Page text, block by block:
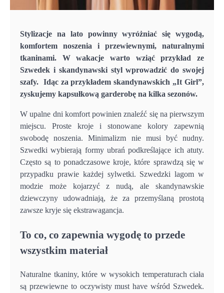
Stylizacje na lato powinny wyróżniać się wygodą,
komfortem noszenia i przewiewnymi, naturalnymi
tkaninami. W wakacje warto wziąć przykład ze
Szwedek i skandynawski styl wprowadzić do swojej
szafy. Idąc za przykładem skandynawskich „It Girl”,
zyskujemy kapsułkową garderobę na kilka sezonów.
W upalne dni komfort powinien znaleźć się na pierwszym
miejscu. Proste kroje i stonowane kolory zapewnią
swobodę noszenia. Minimalizm nie musi być nudny.
Szwedki wybierają formy ubrań podkreślające ich atuty.
Często są to ponadczasowe kroje, które sprawdzą się w
przypadku prawie każdej sylwetki. Szwedzki lagom w
modzie może kojarzyć z nudą, ale skandynawskie
dziewczyny udowadniają, że za przemyślaną prostotą
zawsze kryje się ekstrawagancja.
To co, co zapewnia wygodę to przede
wszystkim materiał
Naturalne tkaniny, które w wysokich temperaturach ciała
są przewiewne to oczywisty must have wśród Szwedek.